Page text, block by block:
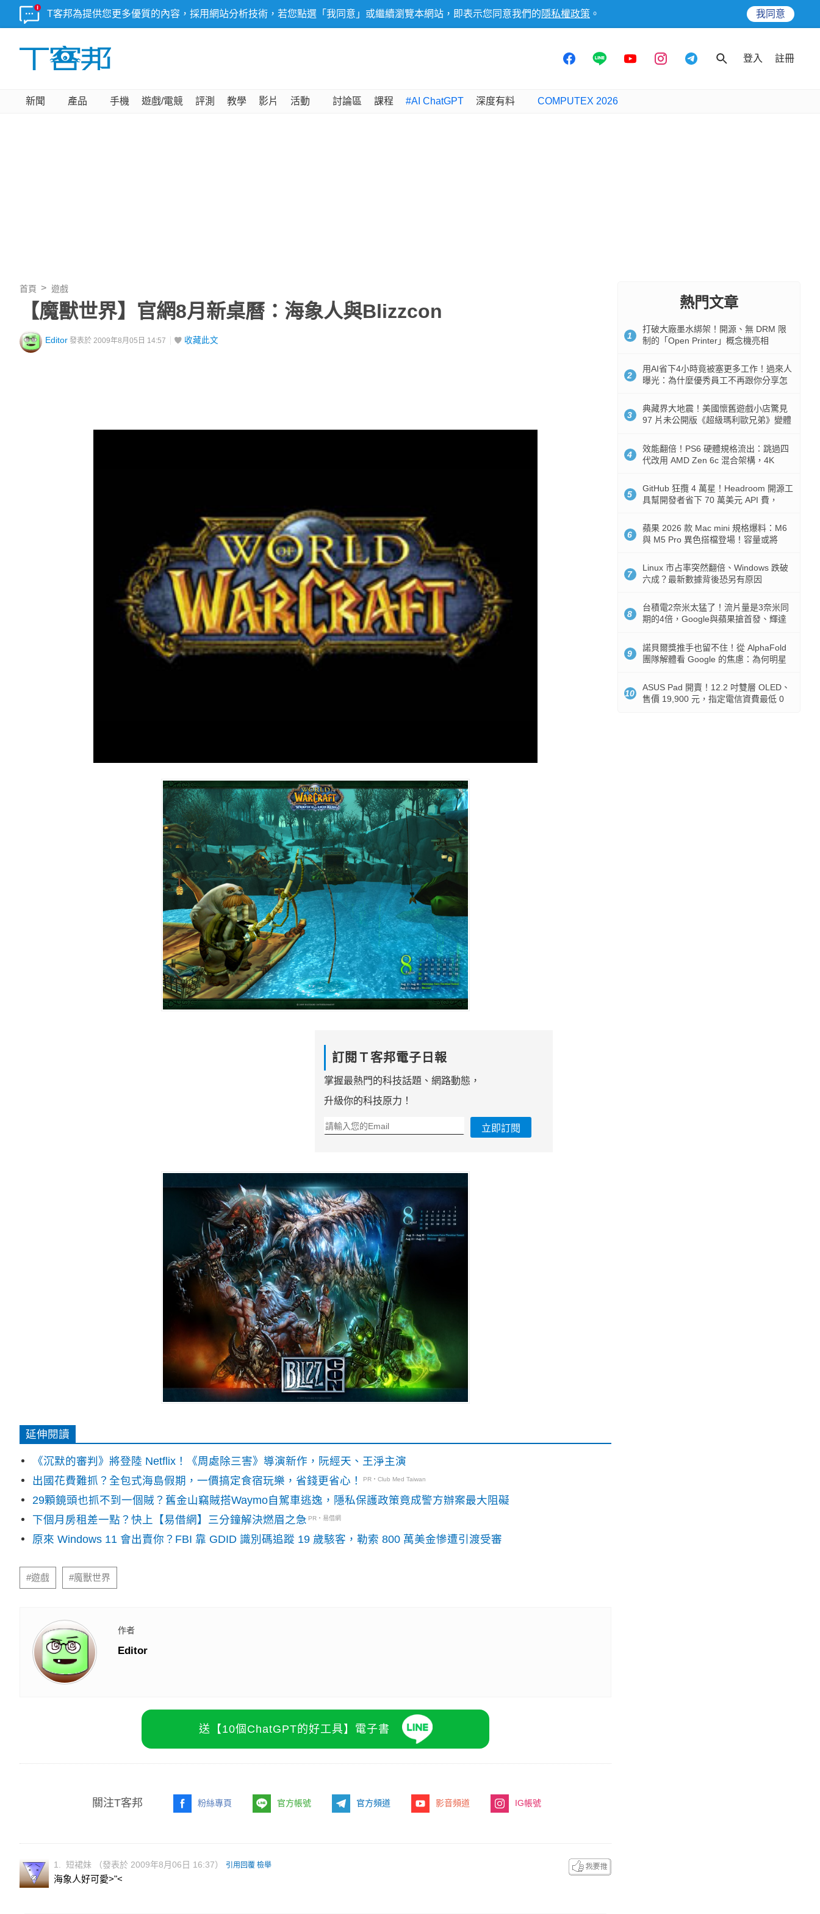
T客邦為提供您更多優質的內容，採用網站分析技術，若您點選「我同意」或繼續瀏覽本網站，即表示您同意我們的 隱私權政策 。 我同意
登入 註冊
新聞 產品 手機 遊戲/電競 評測 教學 影片 活動 討論區 課程 #AI ChatGPT 深度有料 COMPUTEX 2026
首頁 遊戲
【魔獸世界】官網8月新桌曆：海象人與Blizzcon
Editor 發表於 2009年8月05日 14:57 收藏此文
訂閱Ｔ客邦電子日報
掌握最熱門的科技話題、網路動態，
升級你的科技原力！
立即訂閱
延伸閱讀
《沉默的審判》將登陸 Netflix！《周處除三害》導演新作，阮經天、王淨主演
出國花費難抓？全包式海島假期，一價搞定食宿玩樂，省錢更省心！
PR・Club Med Taiwan
29顆鏡頭也抓不到一個賊？舊金山竊賊搭Waymo自駕車逃逸，隱私保護政策竟成警方辦案最大阻礙
下個月房租差一點？快上【易借網】三分鐘解決燃眉之急 PR・易借網
原來 Windows 11 會出賣你？FBI 靠 GDID 識別碼追蹤 19 歲駭客，勒索 800 萬美金慘遭引渡受審
#遊戲 #魔獸世界
作者
Editor
送【10個ChatGPT的好工具】電子書
關注T客邦 粉絲專頁 官方帳號 官方頻道 影音頻道 IG帳號
1. 短裙妹 （發表於 2009年8月06日 16:37） 引用回覆 檢舉
海象人好可愛>"<
熱門文章
1
打破大廠墨水綁架！開源、無 DRM 限
制的「Open Printer」概念機亮相
2
用AI省下4小時竟被塞更多工作！過來人
曝光：為什麼優秀員工不再跟你分享怎
3
典藏界大地震！美國懷舊遊戲小店驚見
97 片未公開版《超級瑪利歐兄弟》變體
4
效能翻倍！PS6 硬體規格流出：跳過四
代改用 AMD Zen 6c 混合架構，4K
5
GitHub 狂攬 4 萬星！Headroom 開源工
具幫開發者省下 70 萬美元 API 費，
6
蘋果 2026 款 Mac mini 規格爆料：M6
與 M5 Pro 異色搭檔登場！容量或將
7
Linux 市占率突然翻倍、Windows 跌破
六成？最新數據背後恐另有原因
8
台積電2奈米太猛了！流片量是3奈米同
期的4倍，Google與蘋果搶首發、輝達
9
諾貝爾獎推手也留不住！從 AlphaFold
團隊解體看 Google 的焦慮：為何明星
10
ASUS Pad 開賣！12.2 吋雙層 OLED、
售價 19,900 元，指定電信資費最低 0